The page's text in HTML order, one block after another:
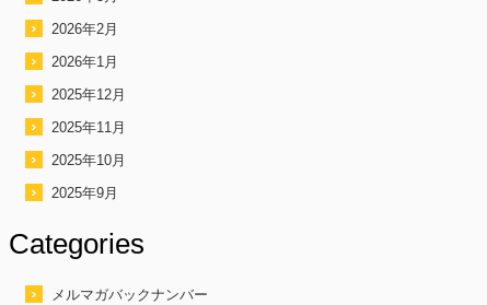
2026年2月
2026年1月
2025年12月
2025年11月
2025年10月
2025年9月
Categories
メルマガバックナンバー